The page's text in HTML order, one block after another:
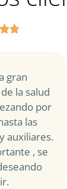

gran
la salud
por
las
auxiliares.
, se